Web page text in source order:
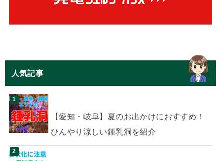
人気記事
【愛知・岐阜】夏のお出かけにおすすめ！
ひんやり涼しい鍾乳洞を紹介